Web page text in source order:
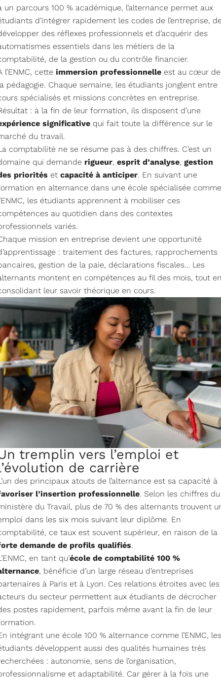
un parcours 100 % académique, l’alternance permet aux
d’intégrer rapidement les codes de l’entreprise,
des réflexes professionnels et d’acquérir des
essentiels dans les métiers de la
de la gestion ou du contrôle financier.
l’ENMC, cette immersion professionnelle est au cœur de
pédagogie. Chaque semaine, les étudiants jonglent entre
spécialisés et missions concrètes en entreprise.
: à la fin de leur formation, ils disposent d’une
significative qui fait toute la différence sur le
du travail.
comptabilité ne se résume pas à des chiffres. C’est un
qui demande rigueur, esprit d’analyse, gestion
priorités et capacité à anticiper. En suivant une
en alternance dans une école spécialisée comme
les étudiants apprennent à mobiliser ces
au quotidien dans des contextes
variés.
mission en entreprise devient une opportunité
: traitement des factures, rapprochements
gestion de la paie, déclarations fiscales… Les
montent en compétences au fil des mois, tout
leur savoir théorique en cours.
tremplin vers l’emploi et
de carrière
des principaux atouts de l’alternance est sa capacité à
l’insertion professionnelle. Selon les chiffres du
du Travail, plus de 70 % des alternants trouvent
dans les six mois suivant leur diplôme. En
ce taux est souvent supérieur, en raison de la
demande de profils qualifiés.
en tant qu’école de comptabilité 100 %
, bénéficie d’un large réseau d’entreprises
à Paris et à Lyon. Ces relations étroites avec les
du secteur permettent aux étudiants de décrocher
postes rapidement, parfois même avant la fin de leur
intégrant une école 100 % alternance comme l’ENMC, les
développent aussi des qualités humaines très
: autonomie, sens de l’organisation,
et adaptabilité. Car gérer à la fois une